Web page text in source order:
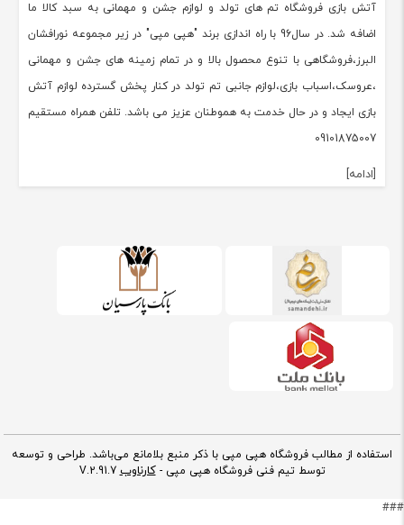
آتش بازی فروشگاه تم های تولد و لوازم جشن و مهمانی به سبد کالا ما
اضافه شد. در سال96 با راه اندازی برند "هپی مپی" در زیر مجموعه نورافشان
البرز،فروشگاهی با تنوع محصول بالا و در تمام زمینه های جشن و مهمانی
،عروسک،اسباب بازی،لوازم جانبی تم تولد در کنار پخش گسترده لوازم آتش
بازی ایجاد و در حال خدمت به هموطنان عزیز می باشد. تلفن همراه مستقیم
09101875007
[ادامه]
استفاده از مطالب فروشگاه هپی مپی با ذکر منبع بلامانع می‌باشد. طراحی و توسعه
توسط تیم فنی فروشگاه هپی مپی -کارناوب V.2.91.7
###